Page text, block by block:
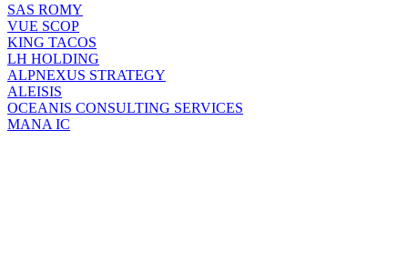
SAS ROMY
VUE SCOP
KING TACOS
LH HOLDING
ALPNEXUS STRATEGY
ALEISIS
OCEANIS CONSULTING SERVICES
MANA IC